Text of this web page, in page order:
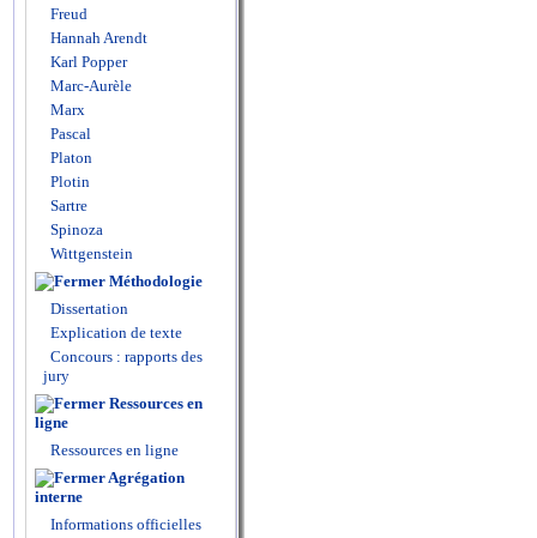
Freud
Hannah Arendt
Karl Popper
Marc-Aurèle
Marx
Pascal
Platon
Plotin
Sartre
Spinoza
Wittgenstein
Méthodologie
Dissertation
Explication de texte
Concours : rapports des
jury
Ressources en
ligne
Ressources en ligne
Agrégation
interne
Informations officielles